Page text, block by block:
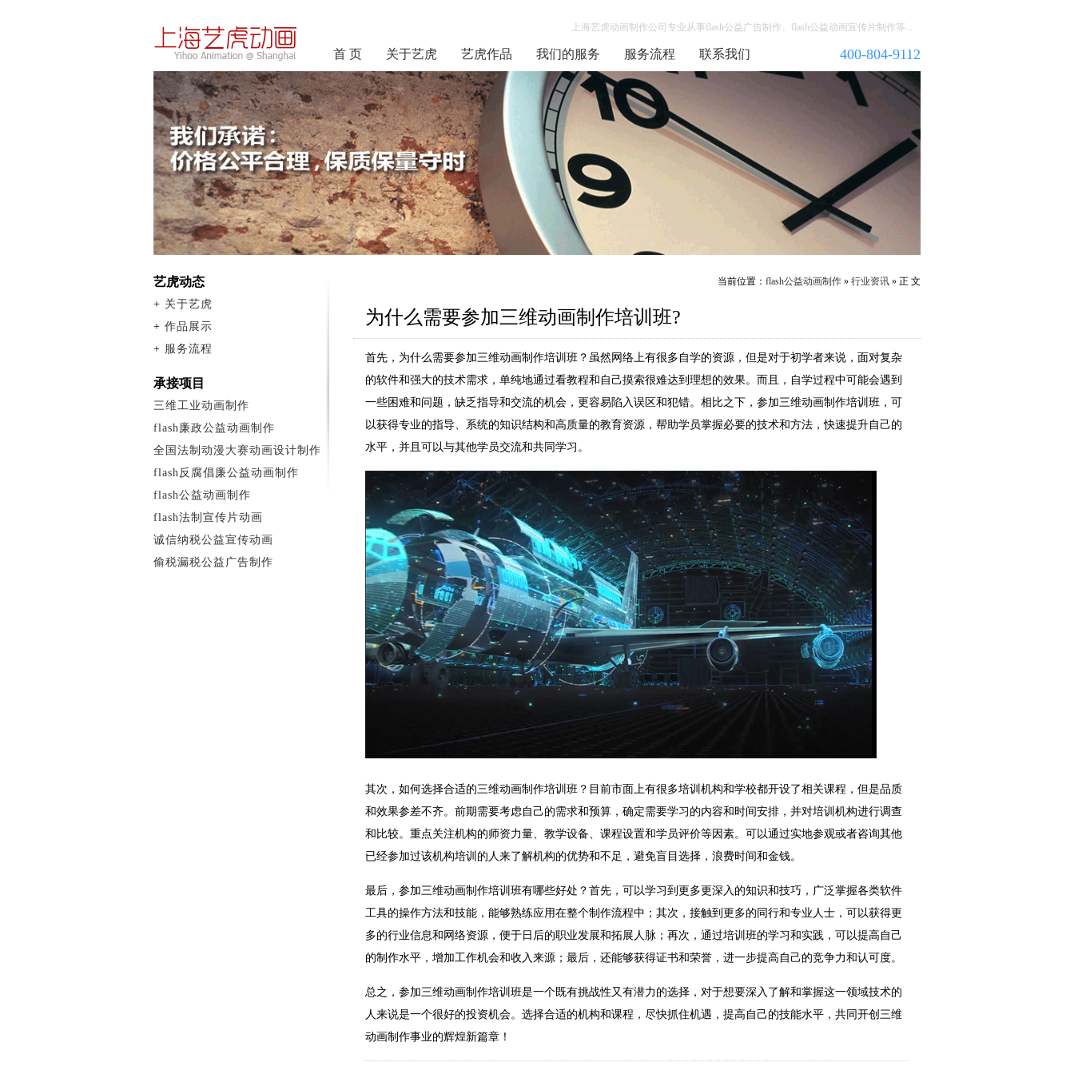
上海艺虎动画制作公司专业从事flash公益广告制作、flash公益动画宣传片制作等...
首 页 关于艺虎 艺虎作品 我们的服务 服务流程 联系我们 400-804-9112
当前位置： flash公益动画制作 » 行业资讯 » 正 文
为什么需要参加三维动画制作培训班?
首先，为什么需要参加三维动画制作培训班？虽然网络上有很多自学的资源，但是对于初学者来说，面对复杂
的软件和强大的技术需求，单纯地通过看教程和自己摸索很难达到理想的效果。而且，自学过程中可能会遇到
一些困难和问题，缺乏指导和交流的机会，更容易陷入误区和犯错。相比之下，参加三维动画制作培训班，可
以获得专业的指导、系统的知识结构和高质量的教育资源，帮助学员掌握必要的技术和方法，快速提升自己的
水平，并且可以与其他学员交流和共同学习。
其次，如何选择合适的三维动画制作培训班？目前市面上有很多培训机构和学校都开设了相关课程，但是品质
和效果参差不齐。前期需要考虑自己的需求和预算，确定需要学习的内容和时间安排，并对培训机构进行调查
和比较。重点关注机构的师资力量、教学设备、课程设置和学员评价等因素。可以通过实地参观或者咨询其他
已经参加过该机构培训的人来了解机构的优势和不足，避免盲目选择，浪费时间和金钱。
最后，参加三维动画制作培训班有哪些好处？首先，可以学习到更多更深入的知识和技巧，广泛掌握各类软件
工具的操作方法和技能，能够熟练应用在整个制作流程中；其次，接触到更多的同行和专业人士，可以获得更
多的行业信息和网络资源，便于日后的职业发展和拓展人脉；再次，通过培训班的学习和实践，可以提高自己
的制作水平，增加工作机会和收入来源；最后，还能够获得证书和荣誉，进一步提高自己的竞争力和认可度。
总之，参加三维动画制作培训班是一个既有挑战性又有潜力的选择，对于想要深入了解和掌握这一领域技术的
人来说是一个很好的投资机会。选择合适的机构和课程，尽快抓住机遇，提高自己的技能水平，共同开创三维
动画制作事业的辉煌新篇章！
艺虎动态
+ 关于艺虎
+ 作品展示
+ 服务流程
承接项目
三维工业动画制作
flash廉政公益动画制作
全国法制动漫大赛动画设计制作
flash反腐倡廉公益动画制作
flash公益动画制作
flash法制宣传片动画
诚信纳税公益宣传动画
偷税漏税公益广告制作